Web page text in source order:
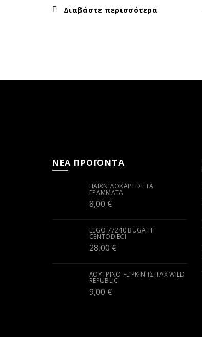
Διαβάστε περισσότερα
ΝΕΑ ΠΡΟΪΟΝΤΑ
ΠΑΙΧΝΙΔΟΚΆΡΤΕΣ: ΤΑ
ΓΡΆΜΜΑΤΑ
8,00 €
LEGO 77240 BUGATTI
CENTODIECI
28,00 €
ΛΟΎΤΡΙΝΟ FLIPKIN ΤΣΙΤΆΧ WILD
REPUBLIC
9,00 €